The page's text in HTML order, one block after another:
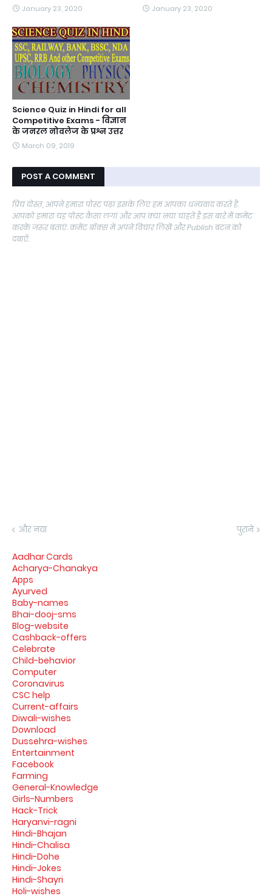
January 23, 2020 January 23, 2020
Science Quiz in Hindi for all
Competitive Exams - विज्ञान
के जनरल नोवलेज के प्रश्न उत्तर
March 09, 2019
POST A COMMENT
प्रिय दोस्त, आपने हमारा पोस्ट पढ़ा इसके लिए हम आपका धन्यवाद करते है.
आपको हमारा यह पोस्ट कैसा लगा और आप क्या नया चाहते है इस बारे में कमेंट
करके जरुर बताएं. कमेंट बॉक्स में अपने विचार लिखें और Publish बटन को
दबाएँ.
और नया पुराने
Aadhar Cards
Acharya-Chanakya
Apps
Ayurved
Baby-names
Bhai-dooj-sms
Blog-website
Cashback-offers
Celebrate
Child-behavior
Computer
Coronavirus
CSC help
Current-affairs
Diwali-wishes
Download
Dussehra-wishes
Entertainment
Facebook
Farming
General-Knowledge
Girls-Numbers
Hack-Trick
Haryanvi-ragni
Hindi-Bhajan
Hindi-Chalisa
Hindi-Dohe
Hindi-Jokes
Hindi-Shayri
Holi-wishes